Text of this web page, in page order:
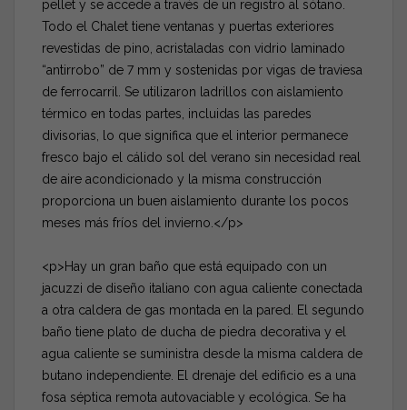
pellet y se accede a través de un registro al sótano.
Todo el Chalet tiene ventanas y puertas exteriores
revestidas de pino, acristaladas con vidrio laminado
“antirrobo” de 7 mm y sostenidas por vigas de traviesa
de ferrocarril. Se utilizaron ladrillos con aislamiento
térmico en todas partes, incluidas las paredes
divisorias, lo que significa que el interior permanece
fresco bajo el cálido sol del verano sin necesidad real
de aire acondicionado y la misma construcción
proporciona un buen aislamiento durante los pocos
meses más fríos del invierno.</p>
<p>Hay un gran baño que está equipado con un
jacuzzi de diseño italiano con agua caliente conectada
a otra caldera de gas montada en la pared. El segundo
baño tiene plato de ducha de piedra decorativa y el
agua caliente se suministra desde la misma caldera de
butano independiente. El drenaje del edificio es a una
fosa séptica remota autovaciable y ecológica. Se ha